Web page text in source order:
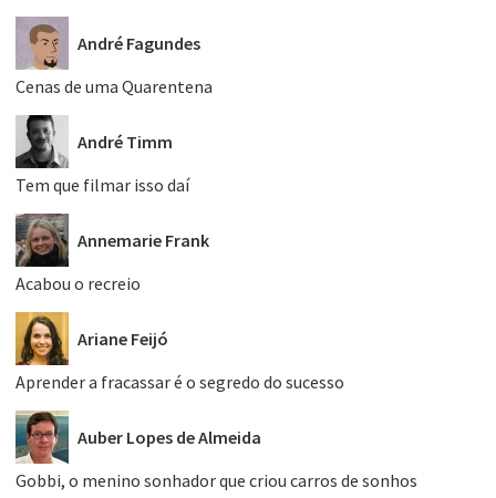
André Fagundes
Cenas de uma Quarentena
André Timm
Tem que filmar isso daí
Annemarie Frank
Acabou o recreio
Ariane Feijó
Aprender a fracassar é o segredo do sucesso
Auber Lopes de Almeida
Gobbi, o menino sonhador que criou carros de sonhos